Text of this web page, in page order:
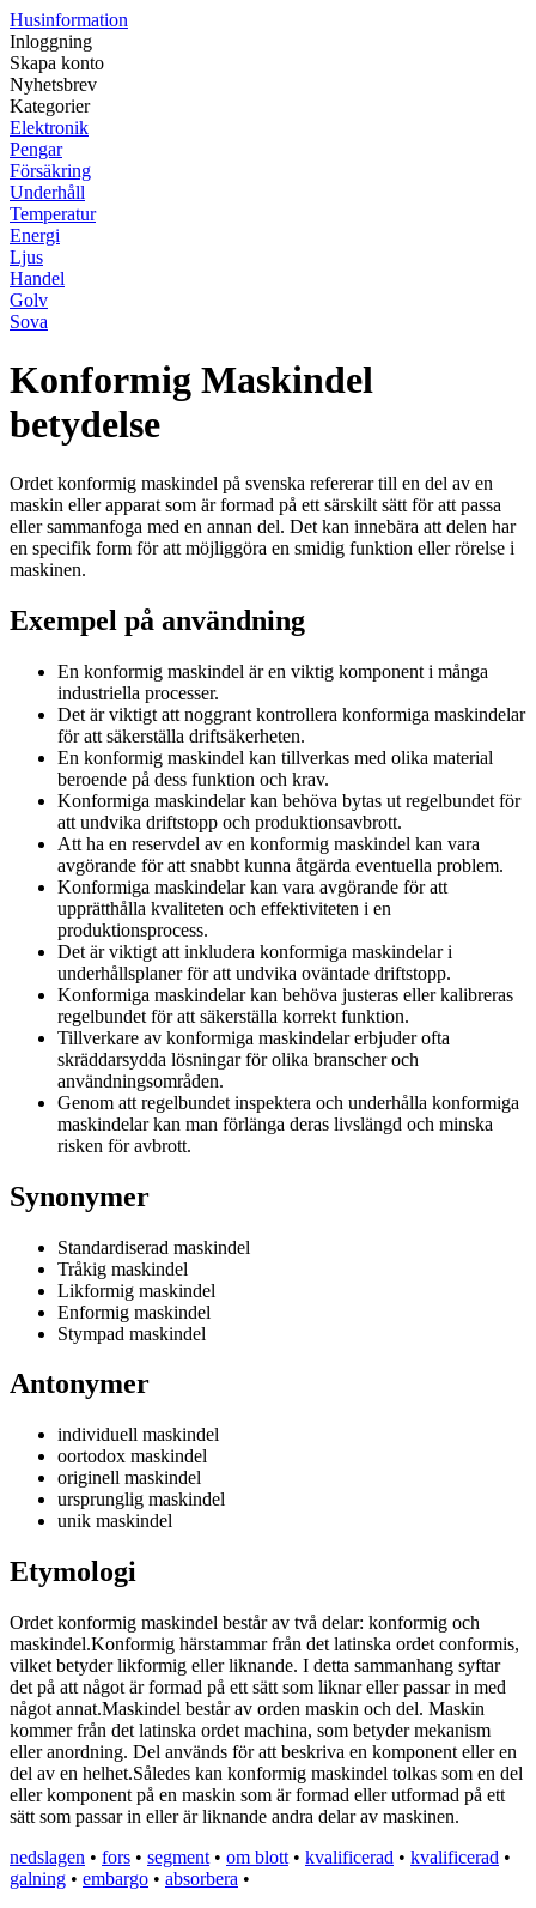
Husinformation
Inloggning
Skapa konto
Nyhetsbrev
Kategorier
Elektronik
Pengar
Försäkring
Underhåll
Temperatur
Energi
Ljus
Handel
Golv
Sova
Konformig Maskindel
betydelse
Ordet konformig maskindel på svenska refererar till en del av en
maskin eller apparat som är formad på ett särskilt sätt för att passa
eller sammanfoga med en annan del. Det kan innebära att delen har
en specifik form för att möjliggöra en smidig funktion eller rörelse i
maskinen.
Exempel på användning
En konformig maskindel är en viktig komponent i många
industriella processer.
Det är viktigt att noggrant kontrollera konformiga maskindelar
för att säkerställa driftsäkerheten.
En konformig maskindel kan tillverkas med olika material
beroende på dess funktion och krav.
Konformiga maskindelar kan behöva bytas ut regelbundet för
att undvika driftstopp och produktionsavbrott.
Att ha en reservdel av en konformig maskindel kan vara
avgörande för att snabbt kunna åtgärda eventuella problem.
Konformiga maskindelar kan vara avgörande för att
upprätthålla kvaliteten och effektiviteten i en
produktionsprocess.
Det är viktigt att inkludera konformiga maskindelar i
underhållsplaner för att undvika oväntade driftstopp.
Konformiga maskindelar kan behöva justeras eller kalibreras
regelbundet för att säkerställa korrekt funktion.
Tillverkare av konformiga maskindelar erbjuder ofta
skräddarsydda lösningar för olika branscher och
användningsområden.
Genom att regelbundet inspektera och underhålla konformiga
maskindelar kan man förlänga deras livslängd och minska
risken för avbrott.
Synonymer
Standardiserad maskindel
Tråkig maskindel
Likformig maskindel
Enformig maskindel
Stympad maskindel
Antonymer
individuell maskindel
oortodox maskindel
originell maskindel
ursprunglig maskindel
unik maskindel
Etymologi
Ordet konformig maskindel består av två delar: konformig och
maskindel.Konformig härstammar från det latinska ordet conformis,
vilket betyder likformig eller liknande. I detta sammanhang syftar
det på att något är formad på ett sätt som liknar eller passar in med
något annat.Maskindel består av orden maskin och del. Maskin
kommer från det latinska ordet machina, som betyder mekanism
eller anordning. Del används för att beskriva en komponent eller en
del av en helhet.Således kan konformig maskindel tolkas som en del
eller komponent på en maskin som är formad eller utformad på ett
sätt som passar in eller är liknande andra delar av maskinen.
nedslagen • fors • segment • om blott • kvalificerad • kvalificerad •
galning • embargo • absorbera •